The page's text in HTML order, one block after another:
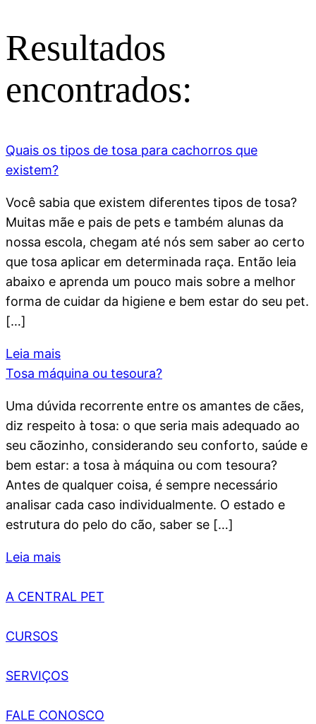
Resultados
encontrados:
Quais os tipos de tosa para cachorros que
existem?
Você sabia que existem diferentes tipos de tosa?
Muitas mãe e pais de pets e também alunas da
nossa escola, chegam até nós sem saber ao certo
que tosa aplicar em determinada raça. Então leia
abaixo e aprenda um pouco mais sobre a melhor
forma de cuidar da higiene e bem estar do seu pet.
[…]
Leia mais
Tosa máquina ou tesoura?
Uma dúvida recorrente entre os amantes de cães,
diz respeito à tosa: o que seria mais adequado ao
seu cãozinho, considerando seu conforto, saúde e
bem estar: a tosa à máquina ou com tesoura?
Antes de qualquer coisa, é sempre necessário
analisar cada caso individualmente. O estado e
estrutura do pelo do cão, saber se […]
Leia mais
A CENTRAL PET
CURSOS
SERVIÇOS
FALE CONOSCO